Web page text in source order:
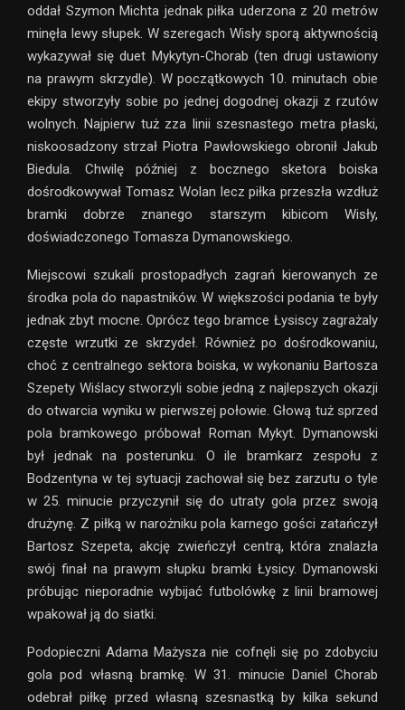
oddał Szymon Michta jednak piłka uderzona z 20 metrów
minęła lewy słupek. W szeregach Wisły sporą aktywnością
wykazywał się duet Mykytyn-Chorab (ten drugi ustawiony
na prawym skrzydle). W początkowych 10. minutach obie
ekipy stworzyły sobie po jednej dogodnej okazji z rzutów
wolnych. Najpierw tuż zza linii szesnastego metra płaski,
niskoosadzony strzał Piotra Pawłowskiego obronił Jakub
Biedula. Chwilę później z bocznego sketora boiska
dośrodkowywał Tomasz Wolan lecz piłka przeszła wzdłuż
bramki dobrze znanego starszym kibicom Wisły,
doświadczonego Tomasza Dymanowskiego.
Miejscowi szukali prostopadłych zagrań kierowanych ze
środka pola do napastników. W większości podania te były
jednak zbyt mocne. Oprócz tego bramce Łysiscy zagrażaly
częste wrzutki ze skrzydeł. Również po dośrodkowaniu,
choć z centralnego sektora boiska, w wykonaniu Bartosza
Szepety Wiślacy stworzyli sobie jedną z najlepszych okazji
do otwarcia wyniku w pierwszej połowie. Głową tuż sprzed
pola bramkowego próbował Roman Mykyt. Dymanowski
był jednak na posterunku. O ile bramkarz zespołu z
Bodzentyna w tej sytuacji zachował się bez zarzutu o tyle
w 25. minucie przyczynił się do utraty gola przez swoją
drużynę. Z piłką w narożniku pola karnego gości zatańczył
Bartosz Szepeta, akcję zwieńczył centrą, która znalazła
swój finał na prawym słupku bramki Łysicy. Dymanowski
próbując nieporadnie wybijać futbolówkę z linii bramowej
wpakował ją do siatki.
Podopieczni Adama Mażysza nie cofnęli się po zdobyciu
gola pod własną bramkę. W 31. minucie Daniel Chorab
odebrał piłkę przed własną szesnastką by kilka sekund